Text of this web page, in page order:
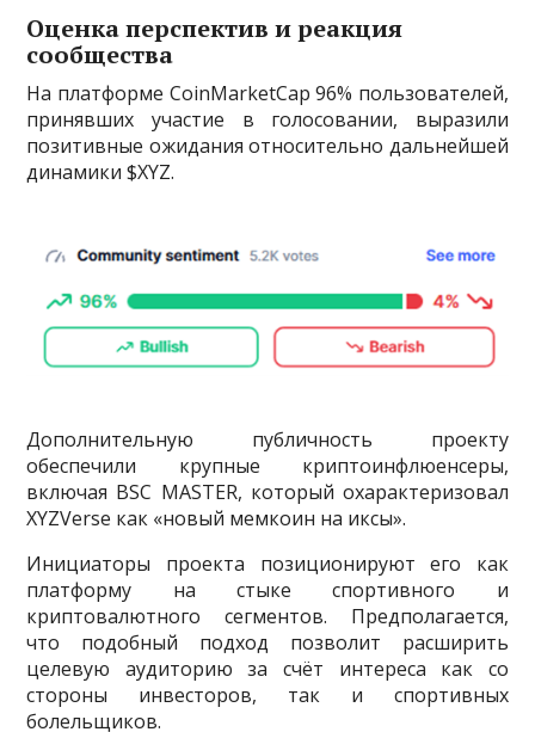
Оценка перспектив и реакция
сообщества
На платформе CoinMarketCap 96% пользователей,
принявших участие в голосовании, выразили
позитивные ожидания относительно дальнейшей
динамики $XYZ.
Дополнительную публичность проекту
обеспечили крупные криптоинфлюенсеры,
включая BSC MASTER, который охарактеризовал
XYZVerse как «новый мемкоин на иксы».
Инициаторы проекта позиционируют его как
платформу на стыке спортивного и
криптовалютного сегментов. Предполагается,
что подобный подход позволит расширить
целевую аудиторию за счёт интереса как со
стороны инвесторов, так и спортивных
болельщиков.